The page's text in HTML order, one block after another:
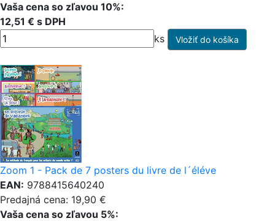
Vaša cena so zľavou 10%:
12,51 € s DPH
ks
Zoom 1 - Pack de 7 posters du livre de l´éléve
EAN: 9788415640240
Predajná cena: 19,90 €
Vaša cena so zľavou 5%: